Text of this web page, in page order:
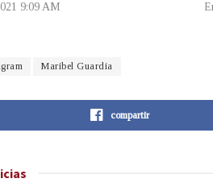
9:09 AM
Maribel Guardia
compartir